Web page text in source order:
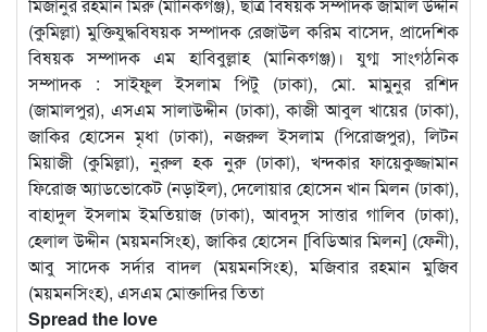
(কুমিল্লা) মুক্তিযুদ্ধবিষয়ক সম্পাদক রেজাউল করিম বাসেদ, প্রাদেশিক
বিষয়ক সম্পাদক এম হাবিবুল্লাহ (মানিকগঞ্জ)। যুগ্ম সাংগঠনিক
সম্পাদক : সাইফুল ইসলাম পিটু (ঢাকা), মো. মামুনুর রশিদ
(জামালপুর), এসএম সালাউদ্দীন (ঢাকা), কাজী আবুল খায়ের (ঢাকা),
জাকির হোসেন মৃধা (ঢাকা), নজরুল ইসলাম (পিরোজপুর), লিটন
মিয়াজী (কুমিল্লা), নুরুল হক নুরু (ঢাকা), খন্দকার ফায়েকুজ্জামান
ফিরোজ অ্যাডভোকেট (নড়াইল), দেলোয়ার হোসেন খান মিলন (ঢাকা),
বাহাদুল ইসলাম ইমতিয়াজ (ঢাকা), আবদুস সাত্তার গালিব (ঢাকা),
হেলাল উদ্দীন (ময়মনসিংহ), জাকির হোসেন [বিডিআর মিলন] (ফেনী),
আবু সাদেক সর্দার বাদল (ময়মনসিংহ), মজিবার রহমান মুজিব
(ময়মনসিংহ), এসএম মোক্তাদির তিতা
Spread the love